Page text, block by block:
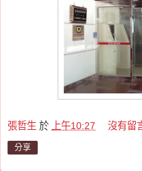
張哲生 於 上午10:27 沒有留
分享